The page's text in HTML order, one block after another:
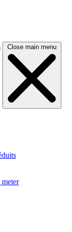
Close main menu
meter